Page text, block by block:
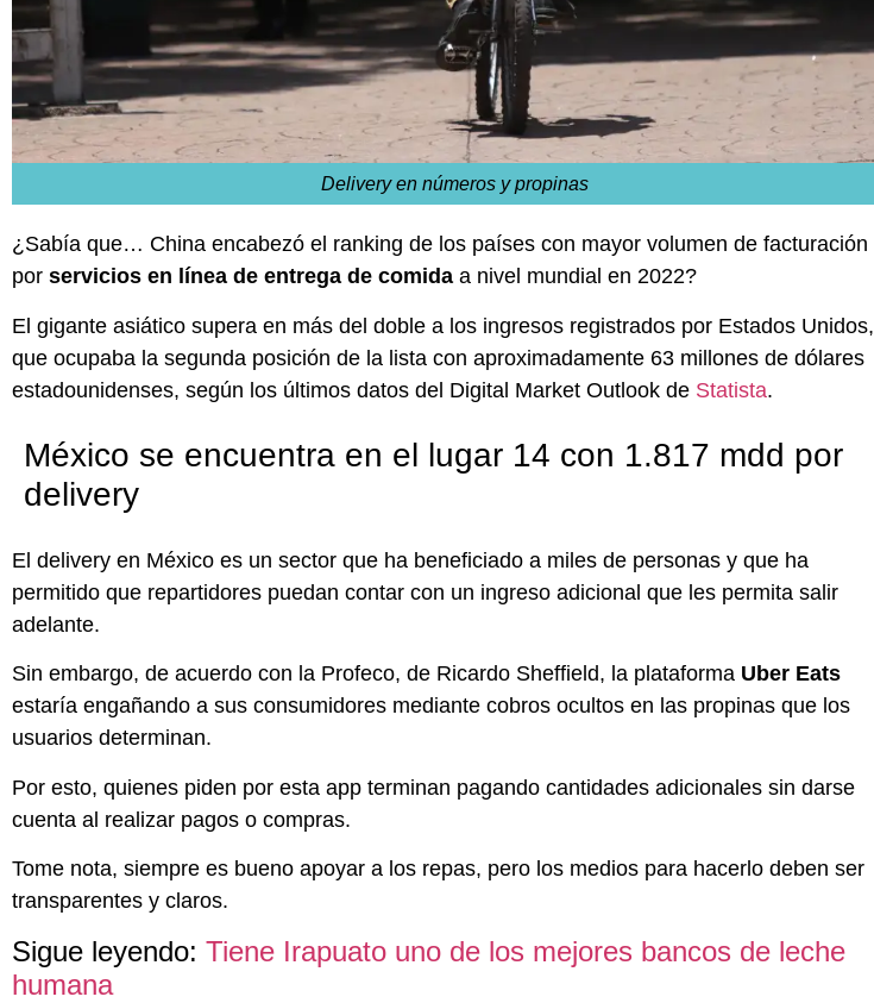
Delivery en números y propinas
¿Sabía que… China encabezó el ranking de los países con mayor volumen de facturación
por servicios en línea de entrega de comida a nivel mundial en 2022?
El gigante asiático supera en más del doble a los ingresos registrados por Estados Unidos,
que ocupaba la segunda posición de la lista con aproximadamente 63 millones de dólares
estadounidenses, según los últimos datos del Digital Market Outlook de Statista.
México se encuentra en el lugar 14 con 1.817 mdd por
delivery
El delivery en México es un sector que ha beneficiado a miles de personas y que ha
permitido que repartidores puedan contar con un ingreso adicional que les permita salir
adelante.
Sin embargo, de acuerdo con la Profeco, de Ricardo Sheffield, la plataforma Uber Eats
estaría engañando a sus consumidores mediante cobros ocultos en las propinas que los
usuarios determinan.
Por esto, quienes piden por esta app terminan pagando cantidades adicionales sin darse
cuenta al realizar pagos o compras.
Tome nota, siempre es bueno apoyar a los repas, pero los medios para hacerlo deben ser
transparentes y claros.
Sigue leyendo: Tiene Irapuato uno de los mejores bancos de leche
humana